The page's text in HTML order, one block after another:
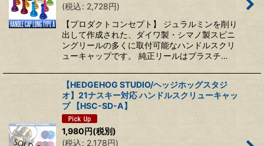
(税込: 2,728円)
【プロダクトコンセプト】 ジュラルミンを削り
出して作成された、ダイワ製・シマノ製スピニ
ングリールの多くに取付可能なハンドルスクリ
ューキャップです。 純正リールはプラスチ…
【HEDGEHOG STUDIO/ヘッジホッグスタジ
オ】21ナスキー対応 ハンドルスクリューキャッ
プ 【HSC-SD-A】
1,980円(税別)
(税込: 2,178円)